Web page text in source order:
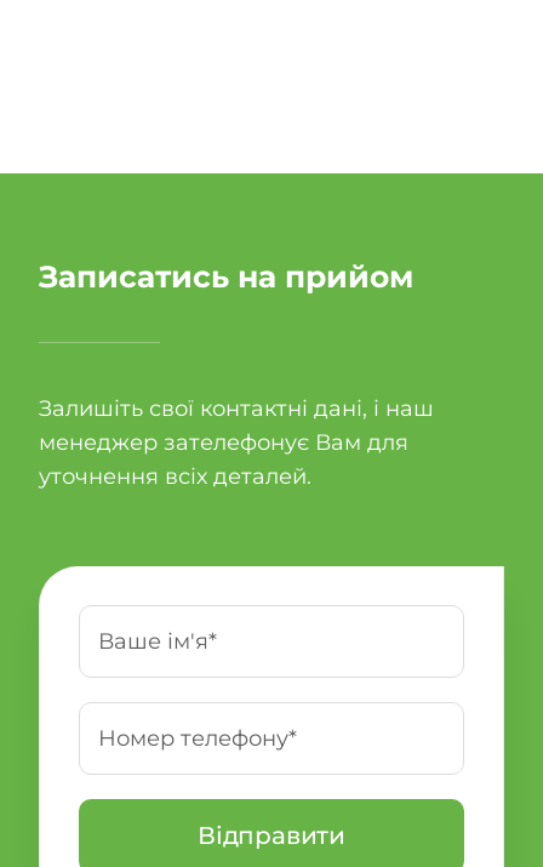
Записатись на прийом
Залишіть свої контактні дані, і наш
менеджер зателефонує Вам для
уточнення всіх деталей.